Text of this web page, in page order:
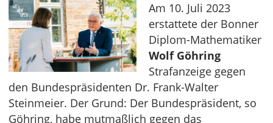
Am 10. Juli 2023
erstattete der Bonner
Diplom-Mathematiker
Wolf Göhring
Strafanzeige gegen
den Bundespräsidenten Dr. Frank-Walter
Steinmeier. Der Grund: Der Bundespräsident, so
Göhring, habe mutmaßlich gegen das